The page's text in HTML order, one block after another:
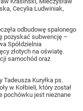
Cecylia Ludwiniak,
odbudowę spalonego
pozyskać subwencję –
Spółdzielnia
złotych na oświatę.
samochód oraz
Tadeusza Kuryłka ps.
w Kołbieli, który został
pochówku jest nieznane